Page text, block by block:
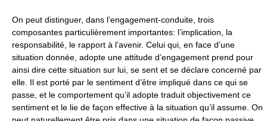
On peut distinguer, dans l’engagement-conduite, trois
composantes particulièrement importantes: l’implication, la
responsabilité, le rapport à l’avenir. Celui qui, en face d’une
situation donnée, adopte une attitude d’engagement prend pour
ainsi dire cette situation sur lui, se sent et se déclare concerné par
elle. Il est porté par le sentiment d’être impliqué dans ce qui se
passe, et le comportement qu’il adopte traduit objectivement ce
sentiment et le lie de façon effective à la situation qu’il assume. On